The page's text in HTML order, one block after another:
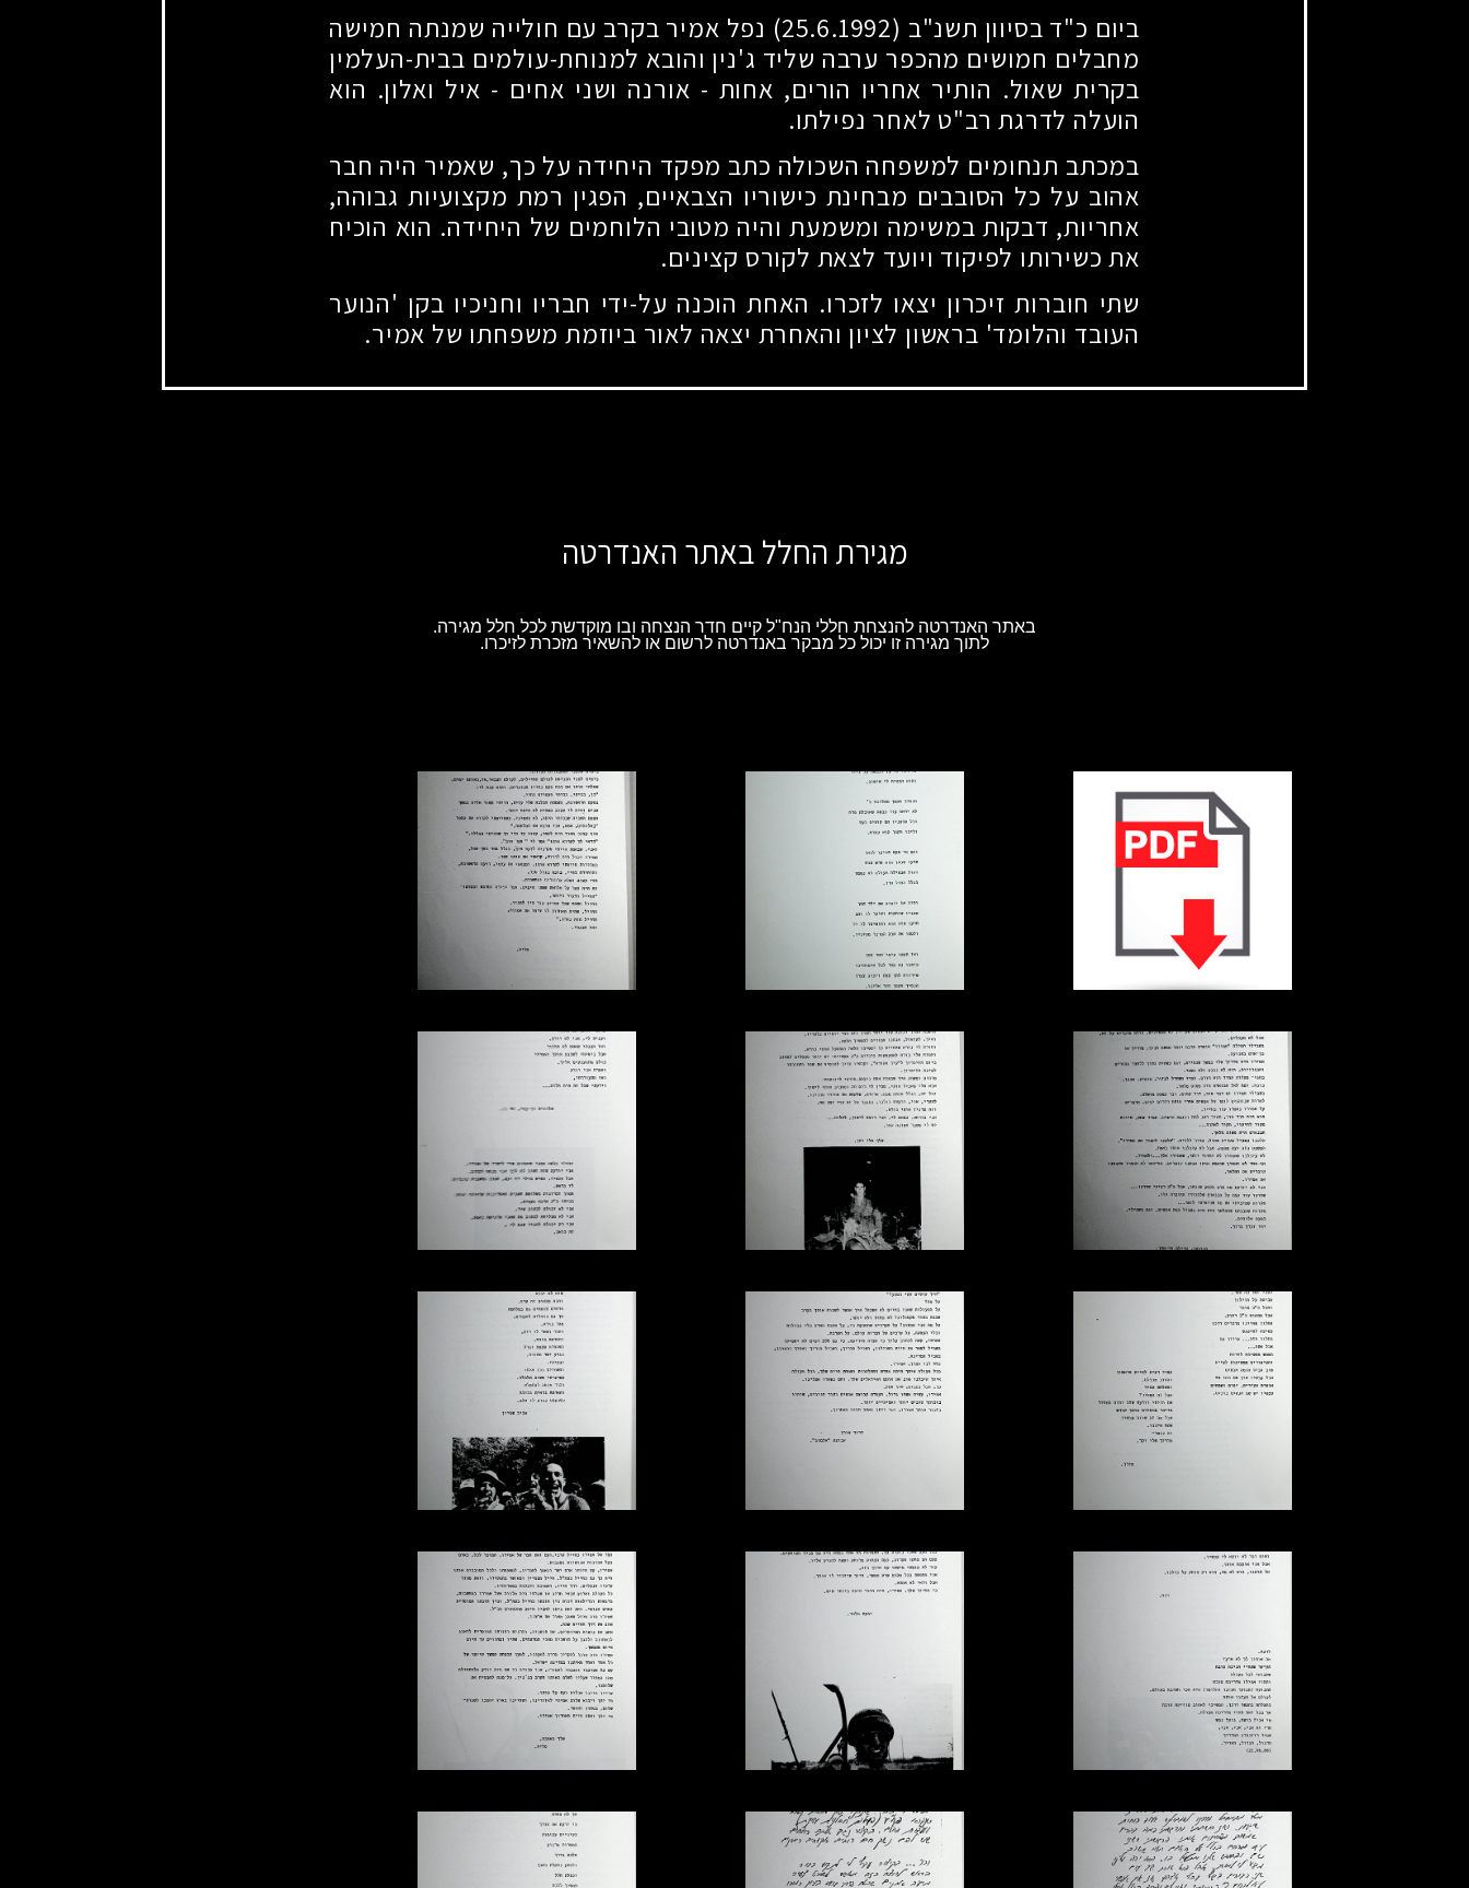
ביום כ"ד בסיוון תשנ"ב (25.6.1992)
נפל אמיר בקרב עם חולייה שמנתה חמישה
מחבלים חמושים מהכפר ערבה שליד ג'נין והובא למנוחת-עולמים בבית-העלמין
בקרית שאול. הותיר אחריו הורים, אחות - אורנה ושני אחים - איל ואלון. הוא
הועלה לדרגת רב"ט לאחר נפילתו.
במכתב תנחומים למשפחה השכולה כתב מפקד היחידה על כך, שאמיר היה חבר
אהוב על כל הסובבים מבחינת כישוריו הצבאיים, הפגין רמת מקצועיות גבוהה,
אחריות, דבקות במשימה ומשמעת והיה מטובי הלוחמים של היחידה. הוא הוכיח
את כשירותו לפיקוד ויועד לצאת לקורס קצינים.
שתי חוברות זיכרון יצאו לזכרו. האחת הוכנה על-ידי חבריו וחניכיו בקן 'הנוער
העובד והלומד' בראשון לציון והאחרת יצאה לאור ביוזמת משפחתו של אמיר.
מגירת החלל באתר האנדרטה
באתר האנדרטה להנצחת חללי הנח"ל קיים חדר הנצחה ובו מוקדשת לכל חלל מגירה.
לתוך מגירה זו יכול כל מבקר באנדרטה לרשום או להשאיר מזכרת לזיכרו.